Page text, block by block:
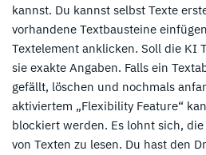
kannst. Du kannst selbst Texte
vorhandene Textbausteine
Textelement anklicken. Soll die KI
sie exakte Angaben. Falls ein
gefällt, löschen und nochmals
aktiviertem „Flexibility Feature“
blockiert werden. Es lohnt sich,
von Texten zu lesen. Du hast den